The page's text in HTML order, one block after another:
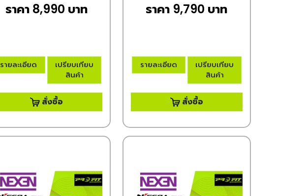
ราคา 8,990 บาท
รายละเอียด
เปรียบเทียบ
สินค้า
สั่งซื้อ
ราคา 9,790 บาท
รายละเอียด
เปรียบเทียบ
สินค้า
สั่งซื้อ